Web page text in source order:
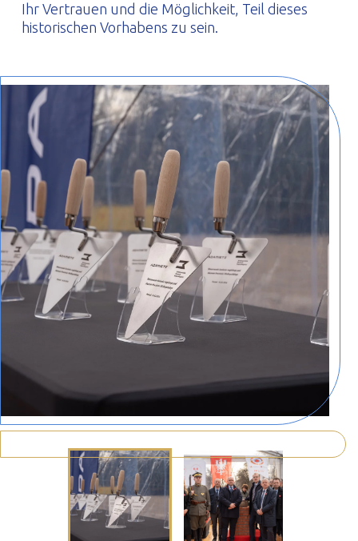
Ihr Vertrauen und die Möglichkeit, Teil dieses
historischen Vorhabens zu sein.